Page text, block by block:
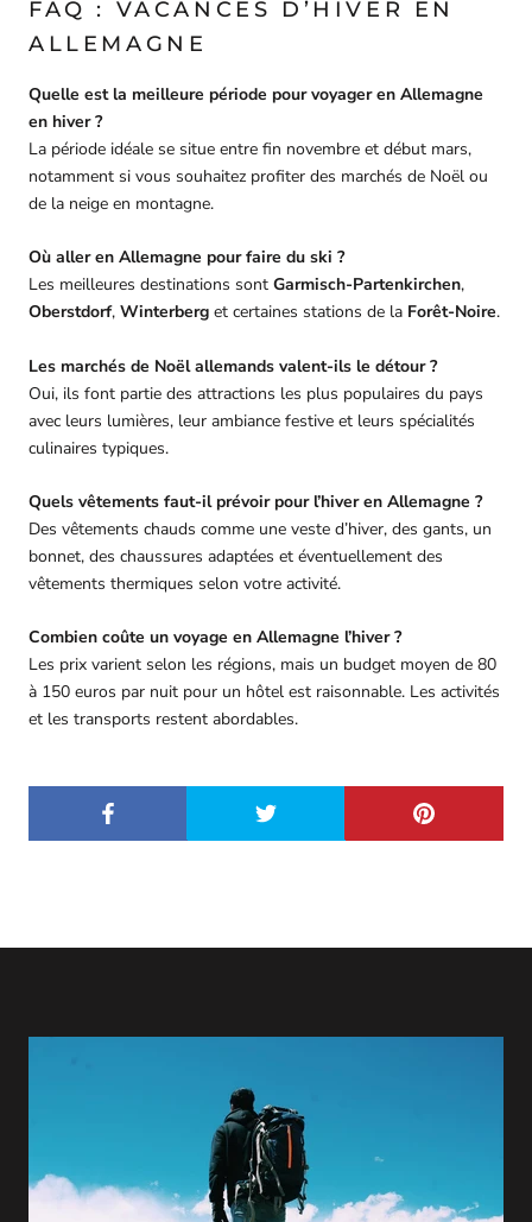
FAQ : VACANCES D’HIVER EN
ALLEMAGNE
Quelle est la meilleure période pour voyager en Allemagne
en hiver ?
La période idéale se situe entre fin novembre et début mars,
notamment si vous souhaitez profiter des marchés de Noël ou
de la neige en montagne.
Où aller en Allemagne pour faire du ski ?
Les meilleures destinations sont Garmisch-Partenkirchen,
Oberstdorf, Winterberg et certaines stations de la Forêt-Noire.
Les marchés de Noël allemands valent-ils le détour ?
Oui, ils font partie des attractions les plus populaires du pays
avec leurs lumières, leur ambiance festive et leurs spécialités
culinaires typiques.
Quels vêtements faut-il prévoir pour l’hiver en Allemagne ?
Des vêtements chauds comme une veste d’hiver, des gants, un
bonnet, des chaussures adaptées et éventuellement des
vêtements thermiques selon votre activité.
Combien coûte un voyage en Allemagne l’hiver ?
Les prix varient selon les régions, mais un budget moyen de 80
à 150 euros par nuit pour un hôtel est raisonnable. Les activités
et les transports restent abordables.